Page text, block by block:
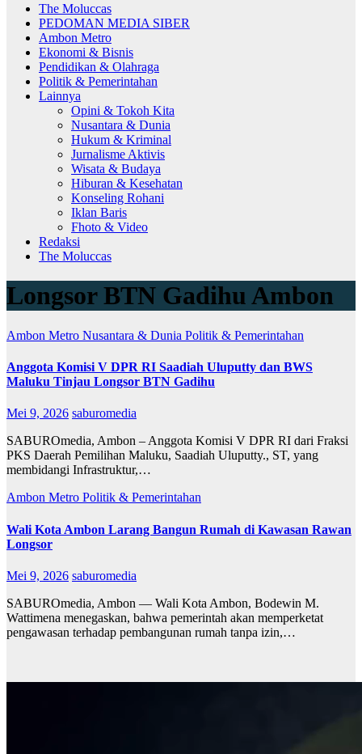
The Moluccas
PEDOMAN MEDIA SIBER
Ambon Metro
Ekonomi & Bisnis
Pendidikan & Olahraga
Politik & Pemerintahan
Lainnya
Opini & Tokoh Kita
Nusantara & Dunia
Hukum & Kriminal
Jurnalisme Aktivis
Wisata & Budaya
Hiburan & Kesehatan
Konseling Rohani
Iklan Baris
Fhoto & Video
Redaksi
The Moluccas
Longsor BTN Gadihu Ambon
Ambon Metro Nusantara & Dunia Politik & Pemerintahan
Anggota Komisi V DPR RI Saadiah Uluputty dan BWS
Maluku Tinjau Longsor BTN Gadihu
Mei 9, 2026 saburomedia
SABUROmedia, Ambon – Anggota Komisi V DPR RI dari Fraksi
PKS Daerah Pemilihan Maluku, Saadiah Uluputty., ST, yang
membidangi Infrastruktur,…
Ambon Metro Politik & Pemerintahan
Wali Kota Ambon Larang Bangun Rumah di Kawasan Rawan
Longsor
Mei 9, 2026 saburomedia
SABUROmedia, Ambon — Wali Kota Ambon, Bodewin M.
Wattimena menegaskan, bahwa pemerintah akan memperketat
pengawasan terhadap pembangunan rumah tanpa izin,…